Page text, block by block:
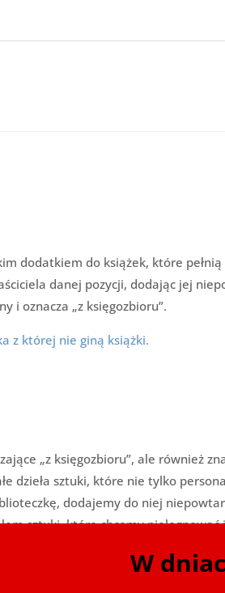
dodatkiem do książek, które pełnią
danej pozycji, dodając jej
i oznacza „z księgozbioru”.
z której nie giną książki.
„z księgozbioru”, ale również
dzieła sztuki, które nie tylko
dodajemy do niej
sztuki, które chcemy
wieków wstecz. Początkowo
W